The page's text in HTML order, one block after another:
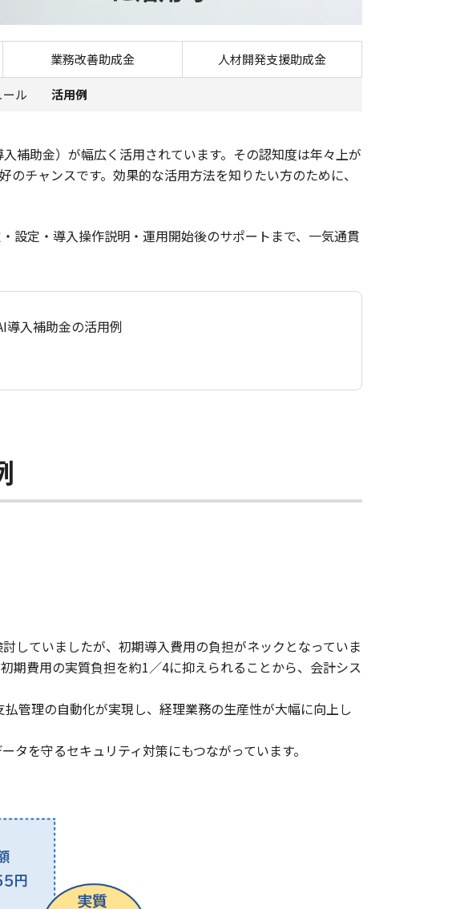
導入補助金（旧：IT導入補助金）の3つの活用例を詳しく解説
業務改善助成金 人材開発支援助成金
ール 活用例
補助金）が幅広く活用されています。その認知度は年々上が
チャンスです。効果的な活用方法を知りたい方のために、
設定・導入操作説明・運用開始後のサポートまで、一気通貫
導入補助金の活用例
していましたが、初期導入費用の負担がネックとなっていま
期費用の実質負担を約1／4に抑えられることから、会計シス
管理の自動化が実現し、経理業務の生産性が大幅に向上し
を守るセキュリティ対策にもつながっています。